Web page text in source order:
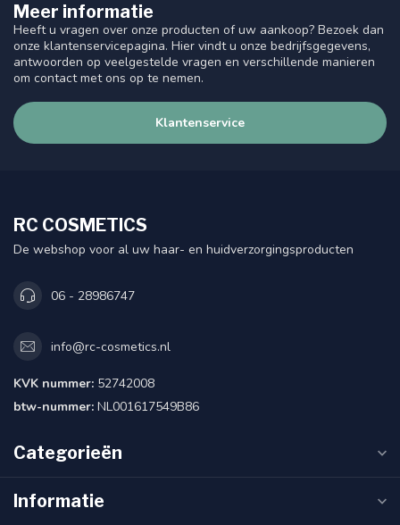
Meer informatie
Heeft u vragen over onze producten of uw aankoop? Bezoek dan
onze klantenservicepagina. Hier vindt u onze bedrijfsgegevens,
antwoorden op veelgestelde vragen en verschillende manieren
om contact met ons op te nemen.
Klantenservice
RC COSMETICS
De webshop voor al uw haar- en huidverzorgingsproducten
06 - 28986747
info@rc-cosmetics.nl
KVK nummer: 52742008
btw-nummer: NL001617549B86
Categorieën
Informatie